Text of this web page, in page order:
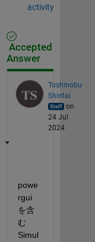
activity
Accepted
Answer
Toshinobu
Shintai
on
24 Jul
2024
powe
rgui
を含
む
Simul